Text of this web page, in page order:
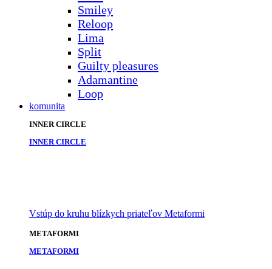
Smiley
Reloop
Lima
Split
Guilty pleasures
Adamantine
Loop
komunita
INNER CIRCLE
INNER CIRCLE
Vstúp do kruhu blízkych priateľov Metaformi
METAFORMI
METAFORMI